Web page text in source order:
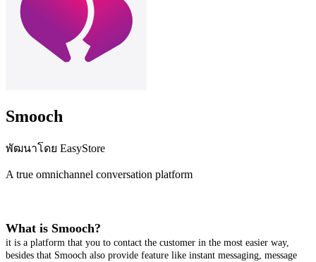
Smooch
พัฒนาโดย EasyStore
A true omnichannel conversation platform
What is Smooch?
it is a platform that you to contact the customer in the most easier way,
besides that Smooch also provide feature like instant messaging, message